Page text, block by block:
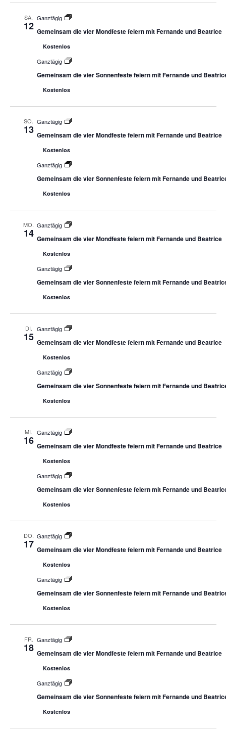
SA.
12
Ganztägig
Gemeinsam die vier Mondfeste feiern mit Fernande und Beatrice
Kostenlos
Ganztägig
Gemeinsam die vier Sonnenfeste feiern mit Fernande und
Kostenlos
SO.
13
Ganztägig
Gemeinsam die vier Mondfeste feiern mit Fernande und Beatrice
Kostenlos
Ganztägig
Gemeinsam die vier Sonnenfeste feiern mit Fernande und
Kostenlos
MO.
14
Ganztägig
Gemeinsam die vier Mondfeste feiern mit Fernande und Beatrice
Kostenlos
Ganztägig
Gemeinsam die vier Sonnenfeste feiern mit Fernande und
Kostenlos
DI.
15
Ganztägig
Gemeinsam die vier Mondfeste feiern mit Fernande und Beatrice
Kostenlos
Ganztägig
Gemeinsam die vier Sonnenfeste feiern mit Fernande und
Kostenlos
MI.
16
Ganztägig
Gemeinsam die vier Mondfeste feiern mit Fernande und Beatrice
Kostenlos
Ganztägig
Gemeinsam die vier Sonnenfeste feiern mit Fernande und
Kostenlos
DO.
17
Ganztägig
Gemeinsam die vier Mondfeste feiern mit Fernande und Beatrice
Kostenlos
Ganztägig
Gemeinsam die vier Sonnenfeste feiern mit Fernande und
Kostenlos
FR.
18
Ganztägig
Gemeinsam die vier Mondfeste feiern mit Fernande und Beatrice
Kostenlos
Ganztägig
Gemeinsam die vier Sonnenfeste feiern mit Fernande und
Kostenlos